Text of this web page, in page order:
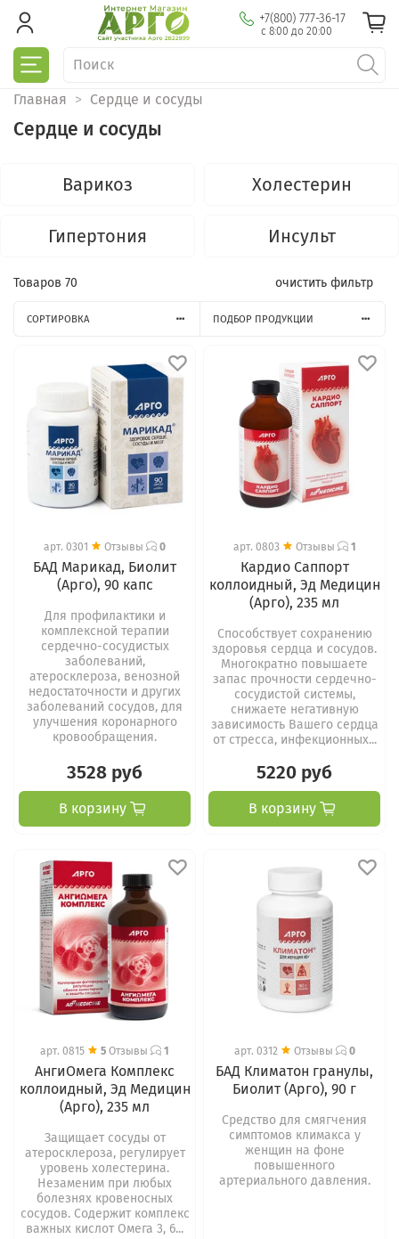
+7(800) 777-36-17
с 8:00 до 20:00
Главная Сердце и сосуды
Сердце и сосуды
Варикоз Холестерин
Гипертония Инсульт
Товаров 70 очистить фильтр
СОРТИРОВКА ПОДБОР ПРОДУКЦИИ
арт. 0301 Отзывы 0
БАД Марикад, Биолит
(Арго), 90 капс
Для профилактики и
комплексной терапии
сердечно-сосудистых
заболеваний,
атеросклероза, венозной
недостаточности и других
заболеваний сосудов, для
улучшения коронарного
кровообращения.
3528 руб
В корзину
арт. 0803 Отзывы 1
Кардио Саппорт
коллоидный, Эд Медицин
(Арго), 235 мл
Способствует сохранению
здоровья сердца и сосудов.
Многократно повышаете
запас прочности сердечно-
сосудистой системы,
снижаете негативную
зависимость Вашего сердца
от стресса, инфекционных...
5220 руб
В корзину
арт. 0815 5 Отзывы 1
АнгиОмега Комплекс
коллоидный, Эд Медицин
(Арго), 235 мл
Защищает сосуды от
атеросклероза, регулирует
уровень холестерина.
Незаменим при любых
болезнях кровеносных
сосудов. Содержит комплекс
важных кислот Омега 3, 6...
арт. 0312 Отзывы 0
БАД Климатон гранулы,
Биолит (Арго), 90 г
Средство для смягчения
симптомов климакса у
женщин на фоне
повышенного
артериального давления.